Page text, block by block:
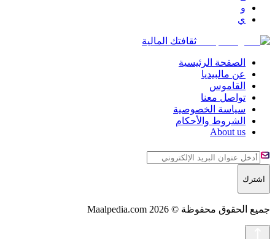
و
ي
ثقافتك المالية
الصفحة الرئيسية
عن مالبيديا
القاموس
تواصل معنا
سياسة الخصوصية
الشروط والأحكام
About us
اشترك
جميع الحقوق محفوظة © 2026 Maalpedia.com